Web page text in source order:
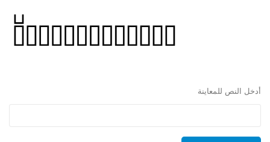
أدخل النص للمعاينة